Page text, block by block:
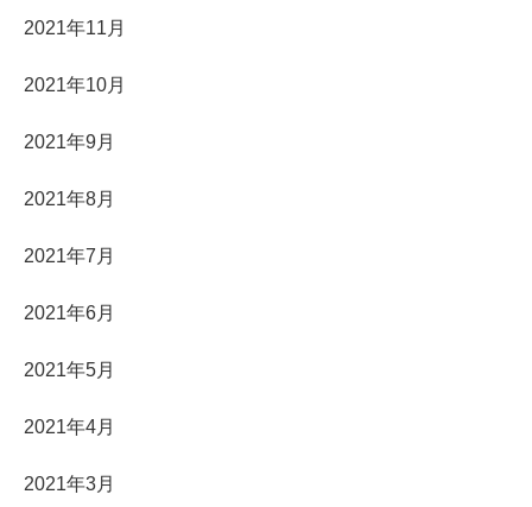
2021年11月
2021年10月
2021年9月
2021年8月
2021年7月
2021年6月
2021年5月
2021年4月
2021年3月